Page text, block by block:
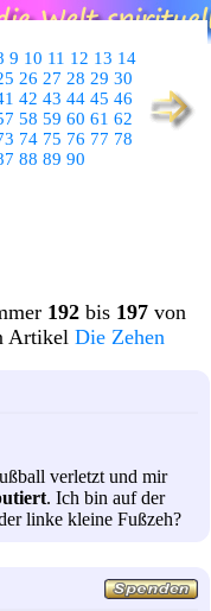
9 10 11 12 13 14
26 27 28 29 30
42 43 44 45 46
58 59 60 61 62
74 75 76 77 78
88 89 90
192 bis 197 von
Artikel Die Zehen
verletzt und mir
. Ich bin auf der
linke kleine Fußzeh?